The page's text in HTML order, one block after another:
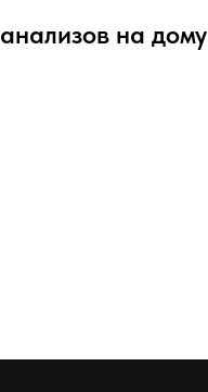
на дому